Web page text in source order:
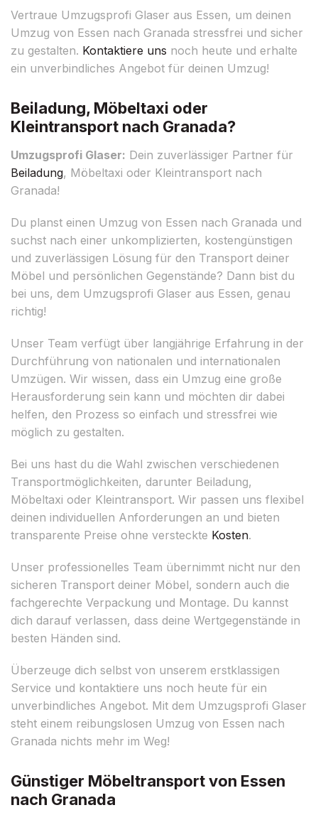
Vertraue Umzugsprofi Glaser aus Essen, um deinen
Umzug von Essen nach Granada stressfrei und sicher
zu gestalten. Kontaktiere uns noch heute und erhalte
ein unverbindliches Angebot für deinen Umzug!
Beiladung, Möbeltaxi oder
Kleintransport nach Granada?
Umzugsprofi Glaser: Dein zuverlässiger Partner für
Beiladung, Möbeltaxi oder Kleintransport nach
Granada!
Du planst einen Umzug von Essen nach Granada und
suchst nach einer unkomplizierten, kostengünstigen
und zuverlässigen Lösung für den Transport deiner
Möbel und persönlichen Gegenstände? Dann bist du
bei uns, dem Umzugsprofi Glaser aus Essen, genau
richtig!
Unser Team verfügt über langjährige Erfahrung in der
Durchführung von nationalen und internationalen
Umzügen. Wir wissen, dass ein Umzug eine große
Herausforderung sein kann und möchten dir dabei
helfen, den Prozess so einfach und stressfrei wie
möglich zu gestalten.
Bei uns hast du die Wahl zwischen verschiedenen
Transportmöglichkeiten, darunter Beiladung,
Möbeltaxi oder Kleintransport. Wir passen uns flexibel
deinen individuellen Anforderungen an und bieten
transparente Preise ohne versteckte Kosten.
Unser professionelles Team übernimmt nicht nur den
sicheren Transport deiner Möbel, sondern auch die
fachgerechte Verpackung und Montage. Du kannst
dich darauf verlassen, dass deine Wertgegenstände in
besten Händen sind.
Überzeuge dich selbst von unserem erstklassigen
Service und kontaktiere uns noch heute für ein
unverbindliches Angebot. Mit dem Umzugsprofi Glaser
steht einem reibungslosen Umzug von Essen nach
Granada nichts mehr im Weg!
Günstiger Möbeltransport von Essen
nach Granada